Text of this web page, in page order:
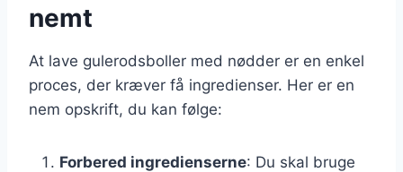
nemt
At lave gulerodsboller med nødder er en enkel
proces, der kræver få ingredienser. Her er en
nem opskrift, du kan følge:
Forbered ingredienserne: Du skal bruge